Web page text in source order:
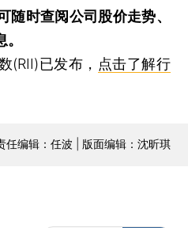
随时查阅公司股价走势、
已发布， 点击了解行
任编辑：任波 | 版面编辑：沈昕琪